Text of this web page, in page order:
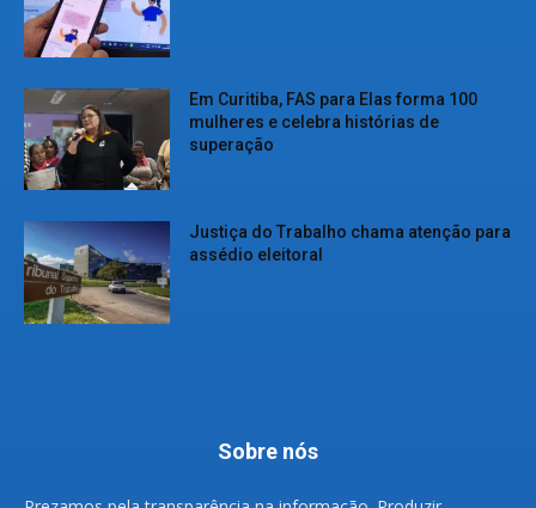
Em Curitiba, FAS para Elas forma 100
mulheres e celebra histórias de
superação
Justiça do Trabalho chama atenção para
assédio eleitoral
Sobre nós